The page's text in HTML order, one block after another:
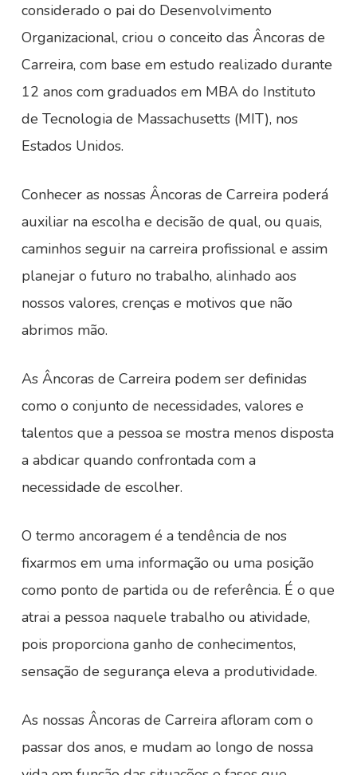
considerado o pai do Desenvolvimento
Organizacional, criou o conceito das Âncoras de
Carreira, com base em estudo realizado durante
12 anos com graduados em MBA do Instituto
de Tecnologia de Massachusetts (MIT), nos
Estados Unidos.
Conhecer as nossas Âncoras de Carreira poderá
auxiliar na escolha e decisão de qual, ou quais,
caminhos seguir na carreira profissional e assim
planejar o futuro no trabalho, alinhado aos
nossos valores, crenças e motivos que não
abrimos mão.
As Âncoras de Carreira podem ser definidas
como o conjunto de necessidades, valores e
talentos que a pessoa se mostra menos disposta
a abdicar quando confrontada com a
necessidade de escolher.
O termo ancoragem é a tendência de nos
fixarmos em uma informação ou uma posição
como ponto de partida ou de referência. É o que
atrai a pessoa naquele trabalho ou atividade,
pois proporciona ganho de conhecimentos,
sensação de segurança eleva a produtividade.
As nossas Âncoras de Carreira afloram com o
passar dos anos, e mudam ao longo de nossa